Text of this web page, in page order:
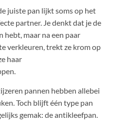
juiste pan lijkt soms op het
partner. Je denkt dat je de
hebt, maar na een paar
verkleuren, trekt ze krom op
haar
pannen hebben allebei
Toch blijft één type pan
gemak: de antikleefpan.